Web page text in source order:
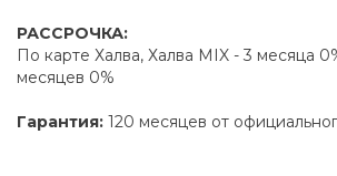
РАССРОЧКА:
По карте Халва, Халва MIX - 3 месяца
месяцев 0%
Гарантия: 120 месяцев от